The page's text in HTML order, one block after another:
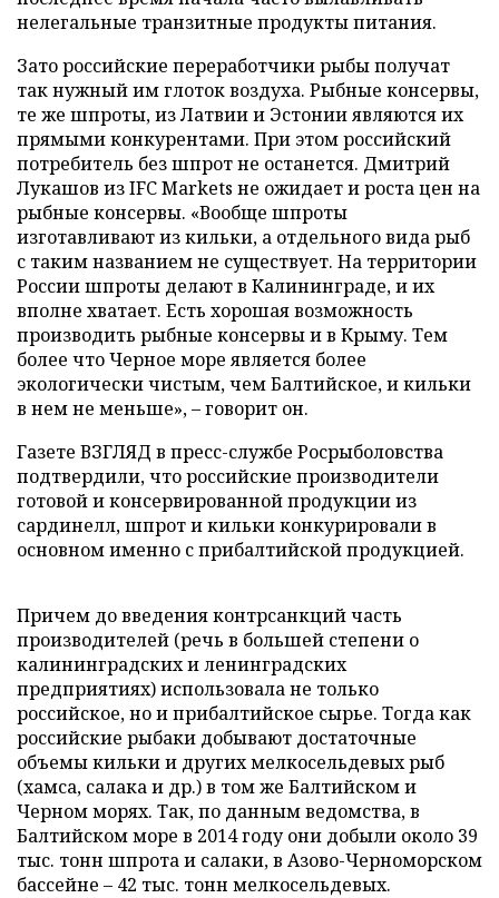
нелегальные транзитные продукты питания.
Зато российские переработчики рыбы получат
так нужный им глоток воздуха. Рыбные консервы,
те же шпроты, из Латвии и Эстонии являются их
прямыми конкурентами. При этом российский
потребитель без шпрот не останется. Дмитрий
Лукашов из IFC Markets не ожидает и роста цен на
рыбные консервы. «Вообще шпроты
изготавливают из кильки, а отдельного вида рыб
с таким названием не существует. На территории
России шпроты делают в Калининграде, и их
вполне хватает. Есть хорошая возможность
производить рыбные консервы и в Крыму. Тем
более что Черное море является более
экологически чистым, чем Балтийское, и кильки
в нем не меньше», – говорит он.
Газете ВЗГЛЯД в пресс-службе Росрыболовства
подтвердили, что российские производители
готовой и консервированной продукции из
сардинелл, шпрот и кильки конкурировали в
основном именно с прибалтийской продукцией.
Причем до введения контрсанкций часть
производителей (речь в большей степени о
калининградских и ленинградских
предприятиях) использовала не только
российское, но и прибалтийское сырье. Тогда как
российские рыбаки добывают достаточные
объемы кильки и других мелкосельдевых рыб
(хамса, салака и др.) в том же Балтийском и
Черном морях. Так, по данным ведомства, в
Балтийском море в 2014 году они добыли около 39
тыс. тонн шпрота и салаки, в Азово-Черноморском
бассейне – 42 тыс. тонн мелкосельдевых.